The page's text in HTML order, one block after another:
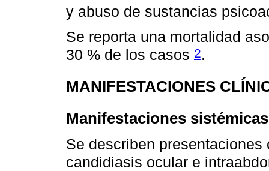
y abuso de sustancias
Se reporta una mortalidad
30 % de los casos 2.
MANIFESTACIONES
Manifestaciones sistémicas
Se describen
candidiasis ocular e